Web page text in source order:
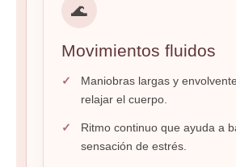
🌊
Movimientos fluidos
Maniobras largas y
relajar el cuerpo.
Ritmo continuo que ayuda a
sensación de estrés.